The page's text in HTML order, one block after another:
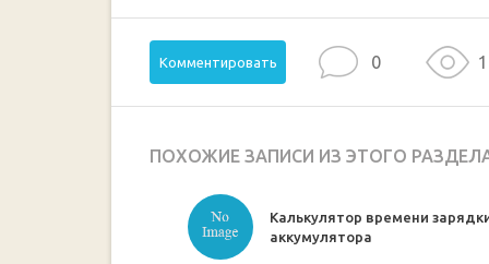
Комментировать 0
ПОХОЖИЕ ЗАПИСИ ИЗ ЭТОГО
Калькулятор времени
аккумулятора